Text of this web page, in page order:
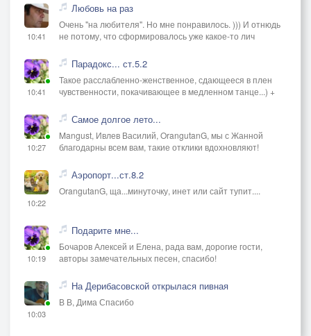
10:41
Любовь на раз
Очень "на любителя". Но мне понравилось. ))) И отнюдь
не потому, что сформировалось уже какое-то лич
10:41
Парадокс... ст.5.2
Такое расслабленно-женственное, сдающееся в плен
чувственности, покачивающее в медленном танце...) +
10:27
Самое долгое лето...
Mangust, Ивлев Василий, OrangutanG, мы с Жанной
благодарны всем вам, такие отклики вдохновляют!
10:22
Аэропорт...ст.8.2
OrangutanG, ща...минуточку, инет или сайт тупит....
10:19
Подарите мне...
Бочаров Алексей и Елена, рада вам, дорогие гости,
авторы замечательных песен, спасибо!
10:03
На Дерибасовской открылася пивная
В В, Дима Спасибо